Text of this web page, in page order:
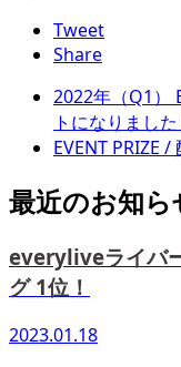
Tweet
Share
2022年（Q1）
トになりました
EVENT PRIZE
最近のお知ら
everyliveライバ
グ 1位！
2023.01.18